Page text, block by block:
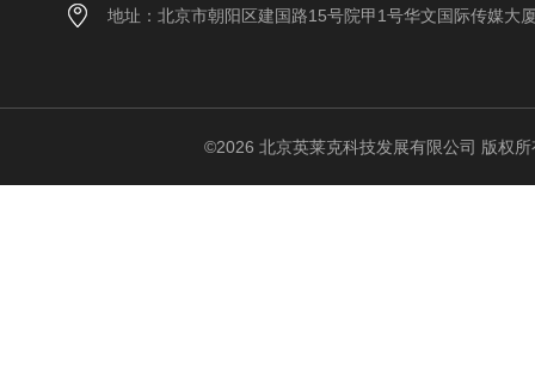
地址：北京市朝阳区建国路15号院甲1号华文国际传媒大
©2026 北京英莱克科技发展有限公司 版